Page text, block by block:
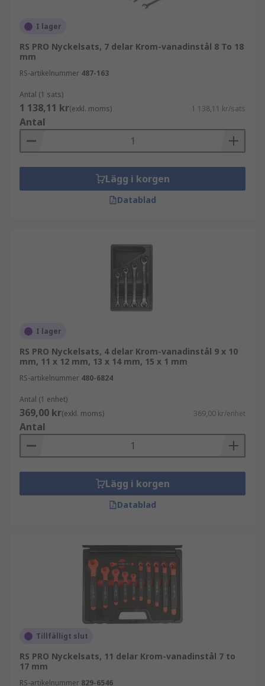
I lager
RS PRO Nyckelsats, 7 delar Krom-vanadinstål 8 To 18
mm
RS-artikelnummer 487-163
Antal (1 sats)
1 138,11 kr(exkl. moms) 1 138,11 kr/sats
Antal
Lägg i korgen
Datablad
I lager
RS PRO Nyckelsats, 4 delar Krom-vanadinstål 9 x 10
mm, 11 x 12 mm, 13 x 14 mm, 15 x 1 mm
RS-artikelnummer 480-6824
Antal (1 enhet)
369,00 kr(exkl. moms) 369,00 kr/enhet
Antal
Lägg i korgen
Datablad
Tillfälligt slut
RS PRO Nyckelsats, 11 delar Krom-vanadinstål 7 to
17 mm
RS-artikelnummer 829-6546